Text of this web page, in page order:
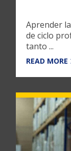
Aprender
de ciclo
tanto ...
READ MORE